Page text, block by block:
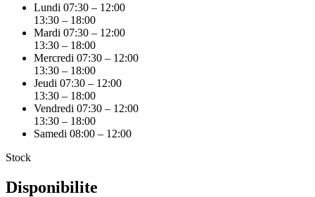
Lundi 07:30 – 12:00
13:30 – 18:00
Mardi 07:30 – 12:00
13:30 – 18:00
Mercredi 07:30 – 12:00
13:30 – 18:00
Jeudi 07:30 – 12:00
13:30 – 18:00
Vendredi 07:30 – 12:00
13:30 – 18:00
Samedi 08:00 – 12:00
Stock
Disponibilite